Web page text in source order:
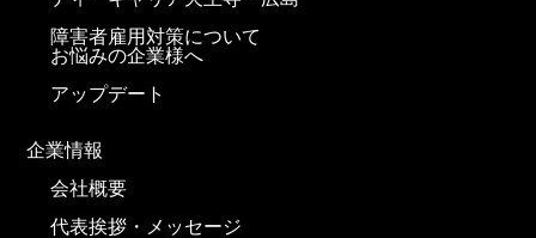
障害者雇用対策について
お悩みの企業様へ
アップデート
企業情報
会社概要
代表挨拶・メッセージ